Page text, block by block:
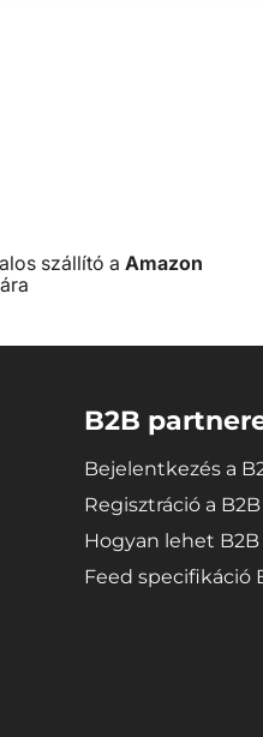
szállító aAmazon
B2B
Bejelentkezés a
Regisztráció a
Hogyan lehet
Feed specifikáció